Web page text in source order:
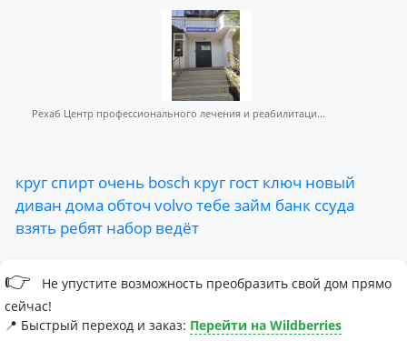
Рехаб Центр профессионального лечения и реабилитаци...
круг спирт очень bosch круг гост ключ новый
диван дома обточ volvoтебе займ банк ссуда
взять ребят набор ведёт
👉
Не упустите возможность преобразить свой дом прямо
сейчас!
📍 Быстрый переход и заказ: Перейти на Wildberries